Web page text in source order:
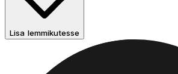
Lisa lemmikutesse